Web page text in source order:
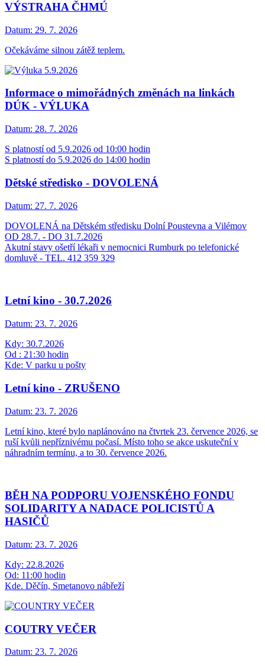
VÝSTRAHA ČHMÚ
Datum: 29. 7. 2026
Očekáváme silnou zátěž teplem.
Informace o mimořádných změnách na linkách
DÚK - VÝLUKA
Datum: 28. 7. 2026
S platností od 5.9.2026 od 10:00 hodin
S platností do 5.9.2026 do 14:00 hodin
Dětské středisko - DOVOLENÁ
Datum: 27. 7. 2026
DOVOLENÁ na Dětském středisku Dolní Poustevna a Vilémov
OD 28.7. - DO 31.7.2026
Akutní stavy ošetří lékaři v nemocnici Rumburk po telefonické
domluvě - TEL. 412 359 329
Letní kino - 30.7.2026
Datum: 23. 7. 2026
Kdy: 30.7.2026
Od : 21:30 hodin
Kde: V parku u pošty
Letní kino - ZRUŠENO
Datum: 23. 7. 2026
Letní kino, které bylo naplánováno na čtvrtek 23. července 2026, se
ruší kvůli nepříznivému počasí. Místo toho se akce uskuteční v
náhradním termínu, a to 30. července 2026.
BĚH NA PODPORU VOJENSKÉHO FONDU
SOLIDARITY A NADACE POLICISTŮ A
HASIČŮ
Datum: 23. 7. 2026
Kdy: 22.8.2026
Od: 11:00 hodin
Kde. Děčín, Smetanovo nábřeží
COUTRY VEČER
Datum: 23. 7. 2026